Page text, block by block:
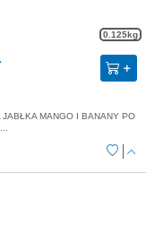
0.125kg
JABŁKA MANGO I BANANY PO